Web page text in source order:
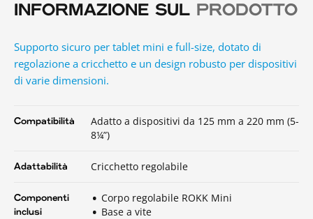
INFORMAZIONE SUL PRODOTTO
Supporto sicuro per tablet mini e full-size, dotato di
regolazione a cricchetto e un design robusto per dispositivi
di varie dimensioni.
Compatibilità
Adatto a dispositivi da 125 mm a 220 mm (5-
8¼”)
Adattabilità Cricchetto regolabile
Componenti
inclusi
Corpo regolabile ROKK Mini
Base a vite